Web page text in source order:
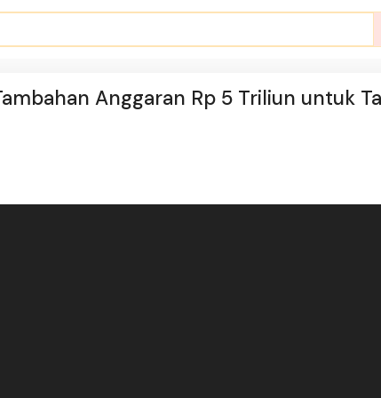
Anggaran Rp 5 Triliun untuk